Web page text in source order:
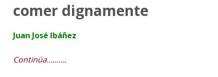
comer dignamente
Juan José Ibáñez
Continúa……….